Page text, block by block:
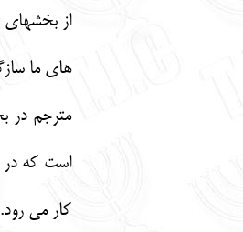
از بخشهای
های ما
مترجم در
است که در
کار می رود.